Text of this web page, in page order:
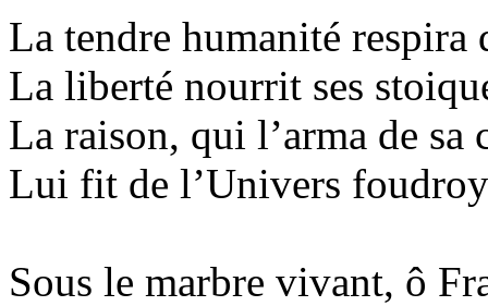
La tendre humanité respira
La liberté nourrit ses
La raison, qui l’arma de sa
Lui fit de l’Univers
Sous le marbre vivant, ô